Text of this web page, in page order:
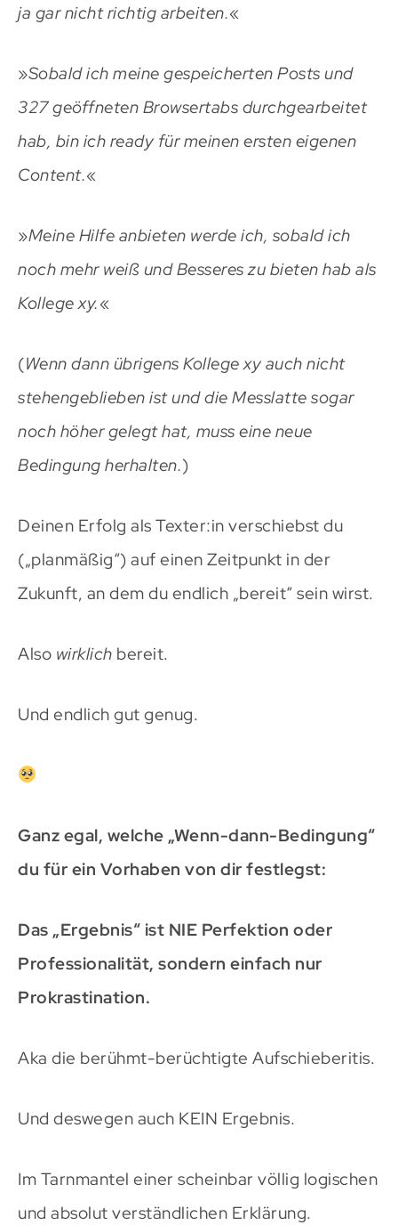
ja gar nicht richtig arbeiten.«
»Sobald ich meine gespeicherten Posts und
327 geöffneten Browsertabs durchgearbeitet
hab, bin ich ready für meinen ersten eigenen
Content.«
»Meine Hilfe anbieten werde ich, sobald ich
noch mehr weiß und Besseres zu bieten hab als
Kollege xy.«
(Wenn dann übrigens Kollege xy auch nicht
stehengeblieben ist und die Messlatte sogar
noch höher gelegt hat, muss eine neue
Bedingung herhalten.)
Deinen Erfolg als Texter:in verschiebst du
(„planmäßig“) auf einen Zeitpunkt in der
Zukunft, an dem du endlich „bereit“ sein wirst.
Also wirklich bereit.
Und endlich gut genug.
Ganz egal, welche „Wenn-dann-Bedingung“
du für ein Vorhaben von dir festlegst:
Das „Ergebnis“ ist NIE Perfektion oder
Professionalität, sondern einfach nur
Prokrastination.
Aka die berühmt-berüchtigte Aufschieberitis.
Und deswegen auch KEIN Ergebnis.
Im Tarnmantel einer scheinbar völlig logischen
und absolut verständlichen Erklärung.